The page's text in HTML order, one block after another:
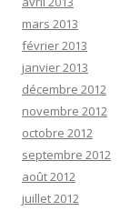
mars 2013
février 2013
janvier 2013
décembre 2012
novembre 2012
octobre 2012
septembre 2012
août 2012
juillet 2012